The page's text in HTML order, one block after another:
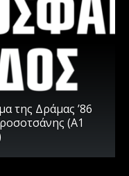
της Δράμας ’86
(Α1